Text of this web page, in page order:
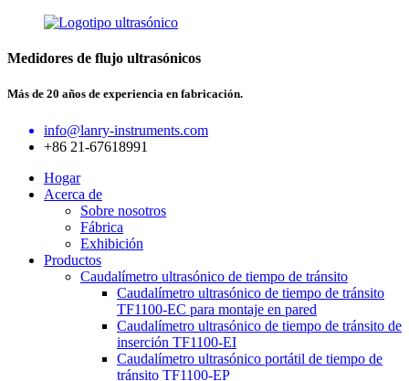
Medidores de flujo ultrasónicos
Más de 20 años de experiencia en fabricación.
info@lanry-instruments.com
+86 21-67618991
Hogar
Acerca de
Sobre nosotros
Fábrica
Exhibición
Productos
Caudalímetro ultrasónico de tiempo de tránsito
Caudalímetro ultrasónico de tiempo de tránsito
TF1100-EC para montaje en pared
Caudalímetro ultrasónico de tiempo de tránsito de
inserción TF1100-EI
Caudalímetro ultrasónico portátil de tiempo de
tránsito TF1100-EP